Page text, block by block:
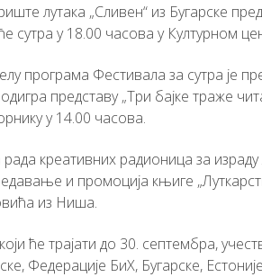
лутака „Сливен“ из Бугарске
сутра у 18.00 часова у Културном
програма Фестивала за сутра је
представу „Три бајке траже
у 14.00 часова.
креативних радионица за
и промоција књиге
из Ниша.
ће трајати до 30. септембра,
Федерације БиХ, Бугарске,